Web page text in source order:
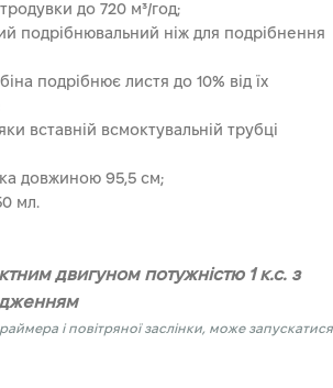
до 720 м³/год;
подрібнювальний ніж для подрібнення
подрібнює листя до 10% від їх
вставній всмоктувальній трубці
довжиною 95,5 см;
мл.
двигуном потужністю 1 к.с. з
і повітряної заслінки, може запускатися